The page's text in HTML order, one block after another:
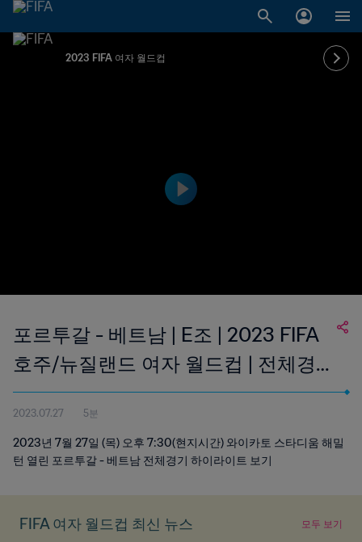
2023 FIFA 여자 월드컵
포르투갈 - 베트남 | E조 | 2023 FIFA
호주/뉴질랜드 여자 월드컵 | 전체경기
하이라이트
2023.07.27 5분
2023년 7월 27일 (목) 오후 7:30(현지시간) 와이카토 스타디움 해밀
턴 열린 포르투갈 - 베트남 전체경기 하이라이트 보기
FIFA 여자 월드컵 최신 뉴스 모두 보기